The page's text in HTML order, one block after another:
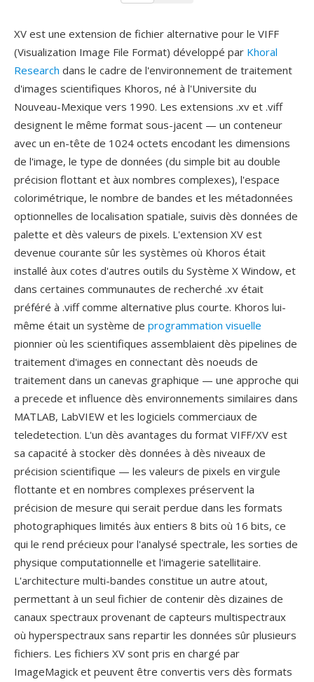
XV est une extension de fichier alternative pour le VIFF
(Visualization Image File Format) développé par Khoral
Research dans le cadre de l'environnement de traitement
d'images scientifiques Khoros, né à l'Universite du
Nouveau-Mexique vers 1990. Les extensions .xv et .viff
designent le même format sous-jacent — un conteneur
avec un en-tête de 1024 octets encodant les dimensions
de l'image, le type de données (du simple bit au double
précision flottant et àux nombres complexes), l'espace
colorimétrique, le nombre de bandes et les métadonnées
optionnelles de localisation spatiale, suivis dès données de
palette et dès valeurs de pixels. L'extension XV est
devenue courante sûr les systèmes où Khoros était
installé àux cotes d'autres outils du Système X Window, et
dans certaines communautes de recherché .xv était
préféré à .viff comme alternative plus courte. Khoros lui-
même était un système de programmation visuelle
pionnier où les scientifiques assemblaient dès pipelines de
traitement d'images en connectant dès noeuds de
traitement dans un canevas graphique — une approche qui
a precede et influence dès environnements similaires dans
MATLAB, LabVIEW et les logiciels commerciaux de
teledetection. L'un dès avantages du format VIFF/XV est
sa capacité à stocker dès données à dès niveaux de
précision scientifique — les valeurs de pixels en virgule
flottante et en nombres complexes préservent la
précision de mesure qui serait perdue dans les formats
photographiques limités àux entiers 8 bits où 16 bits, ce
qui le rend précieux pour l'analysé spectrale, les sorties de
physique computationnelle et l'imagerie satellitaire.
L'architecture multi-bandes constitue un autre atout,
permettant à un seul fichier de contenir dès dizaines de
canaux spectraux provenant de capteurs multispectraux
où hyperspectraux sans repartir les données sûr plusieurs
fichiers. Les fichiers XV sont pris en chargé par
ImageMagick et peuvent être convertis vers dès formats